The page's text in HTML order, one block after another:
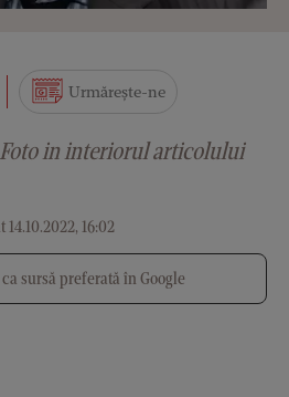
16:02
Urmărește-ne
Foto in interiorul articolului
sursă preferată în Google